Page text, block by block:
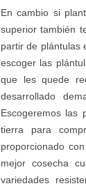
En cambio si
superior también
partir de plántulas
escoger las
que les quede
desarrollado
Escogeremos las
tierra para
proporcionado
mejor cosecha
variedades